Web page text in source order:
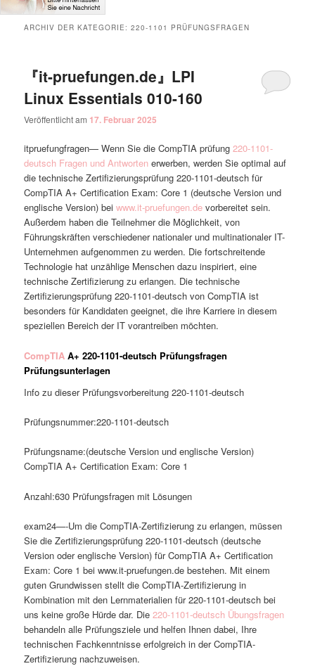
ARCHIV DER KATEGORIE:220-1101 PRÜFUNGSFRAGEN
『it-pruefungen.de』LPI
Linux Essentials 010-160
Veröffentlicht am 17. Februar 2025
itpruefungfragen— Wenn Sie die CompTIA prüfung220-1101-
deutsch Fragen und Antworten erwerben, werden Sie optimal auf
die technische Zertifizierungsprüfung 220-1101-deutsch für
CompTIA A+ Certification Exam: Core 1 (deutsche Version und
englische Version) beiwww.it-pruefungen.de vorbereitet sein.
Außerdem haben die Teilnehmer die Möglichkeit, von
Führungskräften verschiedener nationaler und multinationaler IT-
Unternehmen aufgenommen zu werden. Die fortschreitende
Technologie hat unzählige Menschen dazu inspiriert, eine
technische Zertifizierung zu erlangen. Die technische
Zertifizierungsprüfung 220-1101-deutsch von CompTIA ist
besonders für Kandidaten geeignet, die ihre Karriere in diesem
speziellen Bereich der IT vorantreiben möchten.
CompTIA A+ 220-1101-deutsch Prüfungsfragen
Prüfungsunterlagen
Info zu dieser Prüfungsvorbereitung 220-1101-deutsch
Prüfungsnummer:220-1101-deutsch
Prüfungsname:(deutsche Version und englische Version)
CompTIA A+ Certification Exam: Core 1
Anzahl:630 Prüfungsfragen mit Lösungen
exam24—-Um die CompTIA-Zertifizierung zu erlangen, müssen
Sie die Zertifizierungsprüfung 220-1101-deutsch (deutsche
Version oder englische Version) für CompTIA A+ Certification
Exam: Core 1 bei www.it-pruefungen.de bestehen. Mit einem
guten Grundwissen stellt die CompTIA-Zertifizierung in
Kombination mit den Lernmaterialien für 220-1101-deutsch bei
uns keine große Hürde dar. Die220-1101-deutsch Übungsfragen
behandeln alle Prüfungsziele und helfen Ihnen dabei, Ihre
technischen Fachkenntnisse erfolgreich in der CompTIA-
Zertifizierung nachzuweisen.